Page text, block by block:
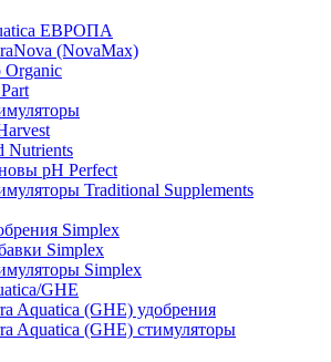
ЕВРОПА
(NovaMax)
Organic
Nutrients
pH Perfect
Traditional Supplements
Simplex
Simplex
Simplex
GHE
Aquatica (GHE) удобрения
Aquatica (GHE) стимуляторы